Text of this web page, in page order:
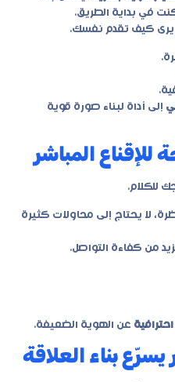
في بداية الطريق.
يرى كيف تقدم نفسك.
إلى أداة لبناء صورة قوية
المباشر
للكلام.
لا يحتاج إلى محاولات كثيرة
من كفاءة التواصل.
عن الهوية الضعيفة.
بناء العلاقة